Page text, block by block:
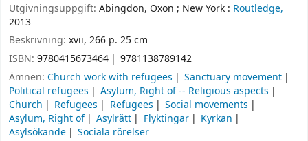
Utgivningsuppgift: Abingdon, Oxon ; New York : Routledge,
2013
Beskrivning: xvii, 266 p. 25 cm
ISBN: 9780415673464
9781138789142
Ämnen: Church work with refugees
Sanctuary movement
Political refugees
Asylum, Right of -- Religious aspects
Church
Refugees Refugees
Social movements
Asylum, Right of
Asylrätt Flyktingar
Kyrkan
Asylsökande
Sociala rörelser